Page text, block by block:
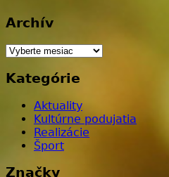
Archív
Archív
Kategórie
Aktuality
Kultúrne podujatia
Realizácie
Šport
Značky